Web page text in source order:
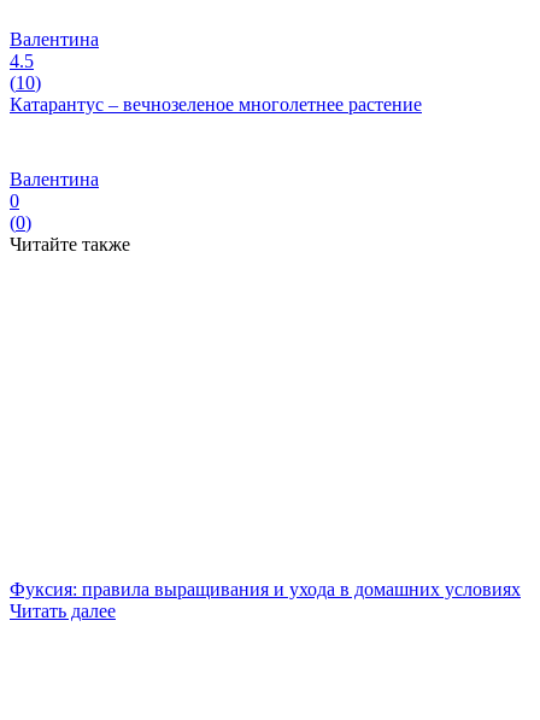
Валентина
4.5
(10)
Катарантус – вечнозеленое многолетнее растение
Валентина
0
(0)
Читайте также
Фуксия: правила выращивания и ухода в домашних условиях
Читать далее